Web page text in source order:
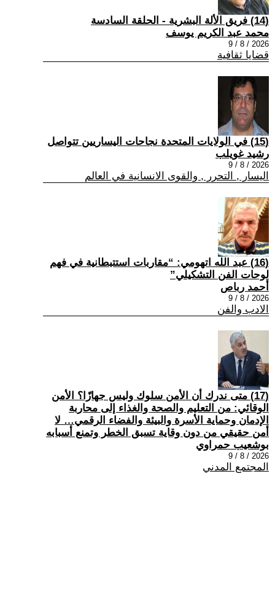
(14) فريق الألة البشرية - الحلقة السادسة
محمد عبد الكريم يوسف
2026 / 8 / 9
قضايا ثقافية
(15) في الولايات المتحدة نجاحات اليساريين تتواصل
رشيد غويلب
2026 / 8 / 9
اليسار , التحرر , والقوى الانسانية في العالم
(16) عبد الله اتهومي: “مقاربات استتبطانية في فهم
لوحات الفن التشكيلي”
أحمد رباص
2026 / 8 / 9
الادب والفن
(17) متى ندرك أن الأمن سلوك وليس جهازًا؟ الأمن
الوقائي: من التعليم والصحة والغذاء إلى محاربة
الإدمان وحماية الأسرة والبيئة والفضاء الرقمي… لا
أمن حقيقي من دون وقاية تسبق الخطر وتمنع أسبابه
بوشعيب حمراوي
2026 / 8 / 9
المجتمع المدني